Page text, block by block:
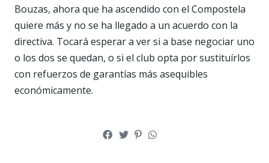
Bouzas, ahora que ha ascendido con el Compostela
quiere más y no se ha llegado a un acuerdo con la
directiva. Tocará esperar a ver si a base negociar uno
o los dos se quedan, o si el club opta por sustituírlos
con refuerzos de garantías más asequibles
económicamente.